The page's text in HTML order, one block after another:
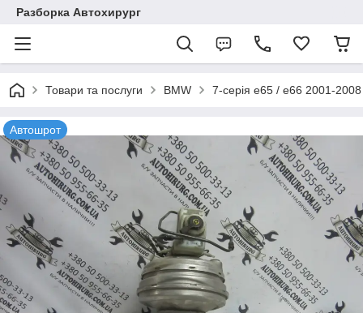
Разборка Автохирург
Товари та послуги BMW 7-серія e65 / e66 2001-2008
Автошрот